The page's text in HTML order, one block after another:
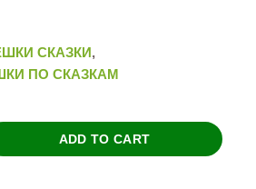
СКАЗКИ,
ПО СКАЗКАМ
ADD TO CART